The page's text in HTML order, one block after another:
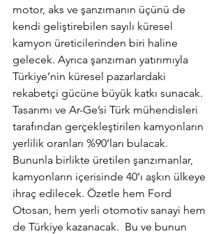
motor, aks ve şanzımanın üçünü de
kendi geliştirebilen sayılı küresel
kamyon üreticilerinden biri haline
gelecek. Ayrıca şanzıman yatırımıyla
Türkiye’nin küresel pazarlardaki
rekabetçi gücüne büyük katkı sunacak.
Tasarımı ve Ar-Ge’si Türk mühendisleri
tarafından gerçekleştirilen kamyonların
yerlilik oranları %90’ları bulacak.
Bununla birlikte üretilen şanzımanlar,
kamyonların içerisinde 40’ı aşkın ülkeye
ihraç edilecek. Özetle hem Ford
Otosan, hem yerli otomotiv sanayi hem
de Türkiye kazanacak.  Bu ve bunun